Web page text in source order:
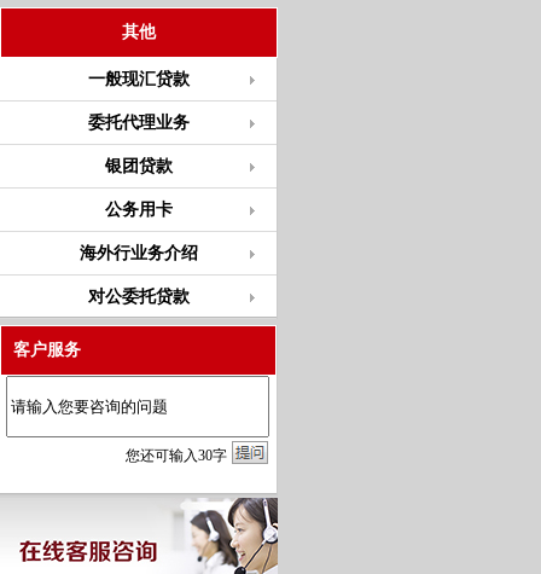
其他
一般现汇贷款
委托代理业务
银团贷款
公务用卡
海外行业务介绍
对公委托贷款
客户服务
您还可输入30字